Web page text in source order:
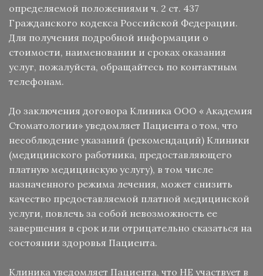
определяемой положениями ч. 2 ст. 437
Гражданского кодекса Российской Федерации.
Для получения подробной информации о
стоимости, наименовании и сроках оказания
услуг, пожалуйста, обращайтесь по контактным
телефонам.
До заключения договора Клиника ООО « Академия
Стоматологии» уведомляет Пациента о том, что
несоблюдение указаний (рекомендаций) Клиники
(медицинского работника, предоставляющего
платную медицинскую услугу), в том числе
назначенного режима лечения, может снизить
качество предоставляемой платной медицинской
услуги, повлечь за собой невозможность ее
завершения в срок или отрицательно сказаться на
состоянии здоровья Пациента.
Клиника уведомляет Пациента, что НЕ участвует в